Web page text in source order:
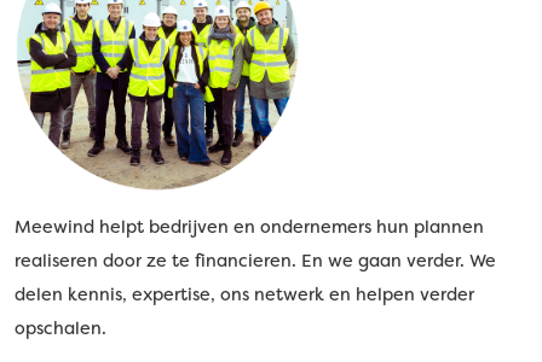
Meewind helpt bedrijven en ondernemers hun plannen
realiseren door ze te financieren. En we gaan verder. We
delen kennis, expertise, ons netwerk en helpen verder
opschalen.